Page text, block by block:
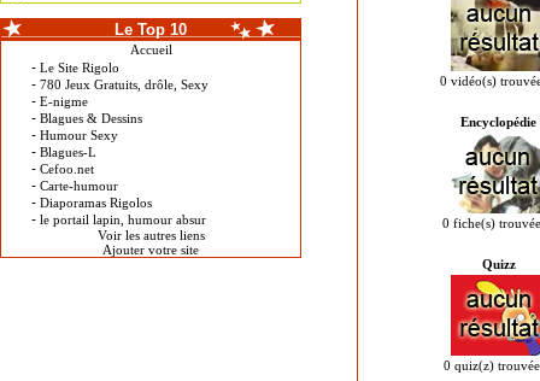
Le Top 10
Accueil
- Le Site Rigolo
- 780 Jeux Gratuits, drôle, Sexy
- E-nigme
- Blagues & Dessins
- Humour Sexy
- Blagues-L
- Cefoo.net
- Carte-humour
- Diaporamas Rigolos
- le portail lapin, humour absur
Voir les autres liens
Ajouter votre site
0 vidéo(s)
Encyclopédie
0 fiche(s)
Quizz
0 quiz(z)